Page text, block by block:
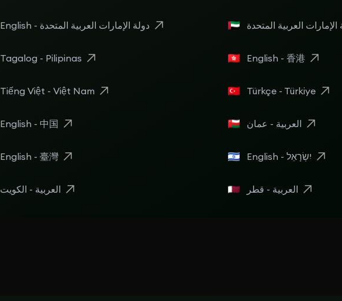
English - دولة الإمارات العربية المتحدة الإمارات العربية المتحدة
Tagalog - Pilipinas English - 香港
Tiếng Việt - Việt Nam Türkçe - Türkiye
English - 中国 العربية - عمان
English - 臺灣 English - יִשְׂרָאֵל
العربية - الكويت العربية - قطر